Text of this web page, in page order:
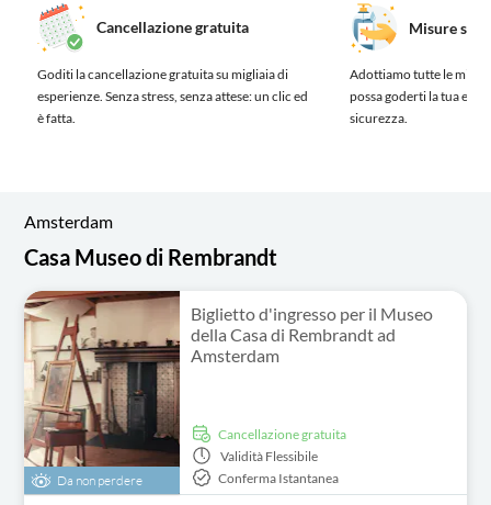
Cancellazione gratuita
Goditi la cancellazione gratuita su migliaia di
esperienze. Senza stress, senza attese: un clic ed
è fatta.
Misure
Adottiamo tutte le
possa goderti la tua
sicurezza.
Amsterdam
Casa Museo di Rembrandt
Da non perdere
Biglietto d'ingresso per il Museo
della Casa di Rembrandt ad
Amsterdam
Cancellazione gratuita
Validità Flessibile
Conferma Istantanea